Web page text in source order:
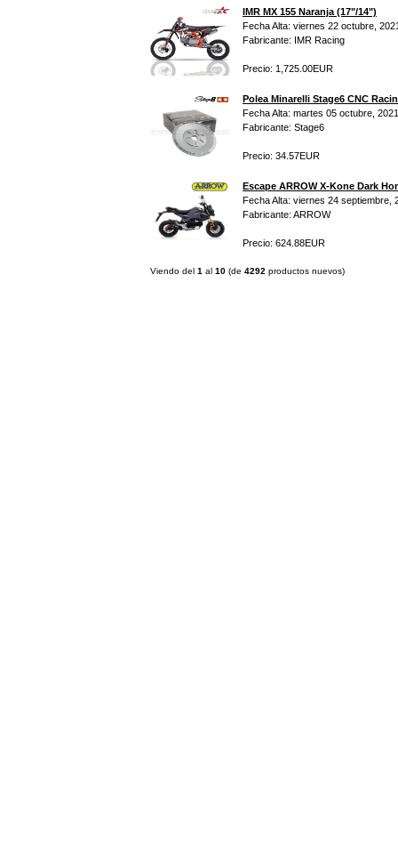
IMR MX 155 Naranja (17"/14")
Fecha Alta: viernes 22 octubre,
Fabricante: IMR Racing
Precio: 1,725.00EUR
Polea Minarelli Stage6 CNC
Fecha Alta: martes 05 octubre, 2021
Fabricante: Stage6
Precio: 34.57EUR
Escape ARROW X-Kone Dark
Fecha Alta: viernes 24 septiembre,
Fabricante: ARROW
Precio: 624.88EUR
Viendo del 1 al 10 (de 4292 productos nuevos)